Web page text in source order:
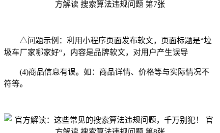
△问题示例：利用小程序页面发布软文，页面标题是“垃
圾车厂家哪家好“，内容是品牌软文，对用户产生误导
(4)商品信息有误。如：商品详情、价格等与实际情况不
符等。